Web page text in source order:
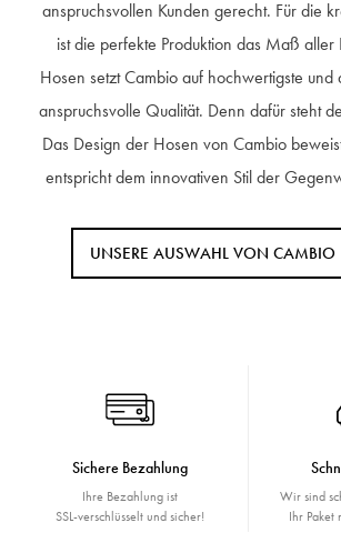
anspruchsvollen Kunden gerecht. Für die
ist die perfekte Produktion das Maß aller
Hosen setzt Cambio auf hochwertigste
anspruchsvolle Qualität. Denn dafür steht
Das Design der Hosen von Cambio
entspricht dem innovativen Stil der
UNSERE AUSWAHL VON CAMBIO
Sichere Bezahlung
Ihre Bezahlung ist
SSL-verschlüsselt und sicher!
Wir sind
Ihr Paket